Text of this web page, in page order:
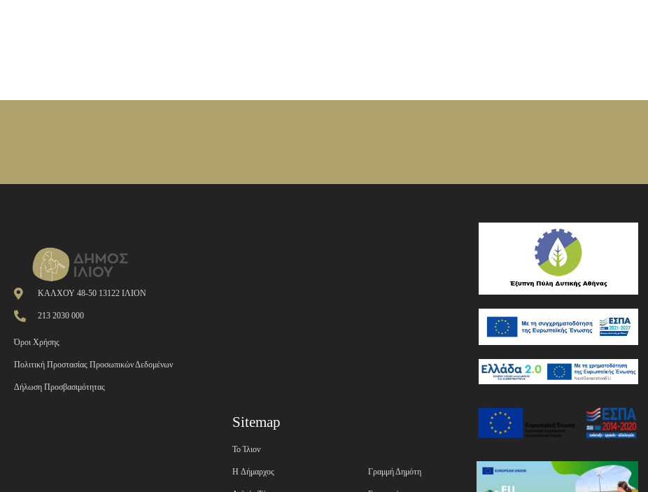
ΚΑΛΧΟΥ 48-50 13122 ΙΛΙΟΝ
213 2030 000
Όροι Χρήσης
Πολιτική Προστασίας Προσωπικών Δεδομένων
Δήλωση Προσβασιμότητας
Sitemap
Το Ίλιον
H Δήμαρχος Γραμμή Δημότη